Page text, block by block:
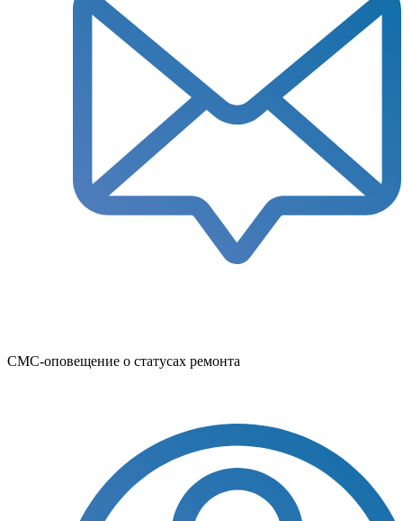
СМС-оповещение о статусах ремонта